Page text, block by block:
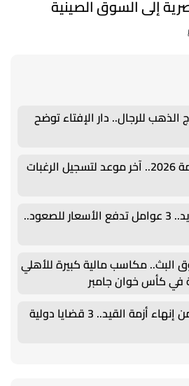
إلى السوق الصينية
الذهب للرجال.. دار الإفتاء توضح
تنسيق الثانوية العامة 2026.. آخر موعد لتسجيل الرغبات
الذهب يلمع من جديد.. 3 عوامل تدفع الأسعار للصعود..
البث.. مكاسب مالية كبيرة للأهلي
في كأس خوان جامبر
الإسماعيلي يقترب من إنهاء أزمة القيد.. 3 قضايا دولية